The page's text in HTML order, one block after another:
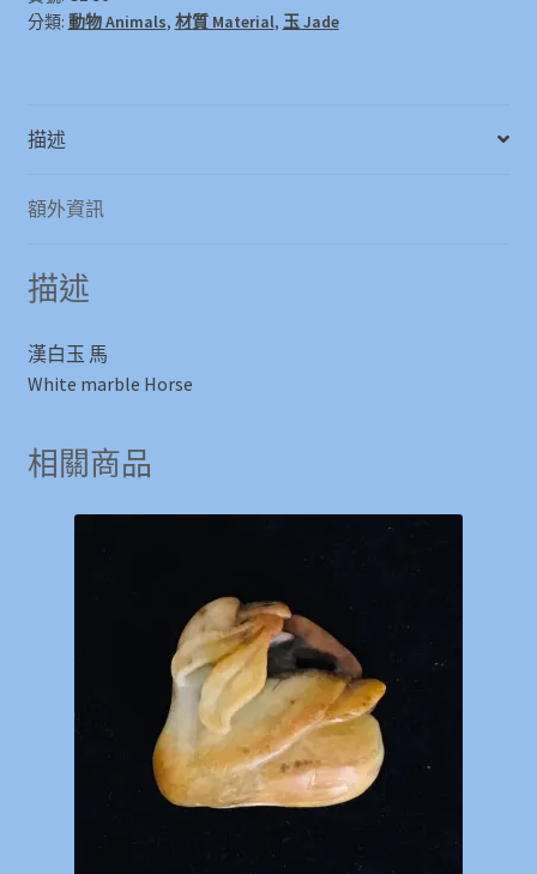
marble
分類: 動物 Animals, 材質 Material, 玉 Jade
描述
額外資訊
描述
漢白玉 馬
White marble Horse
相關商品